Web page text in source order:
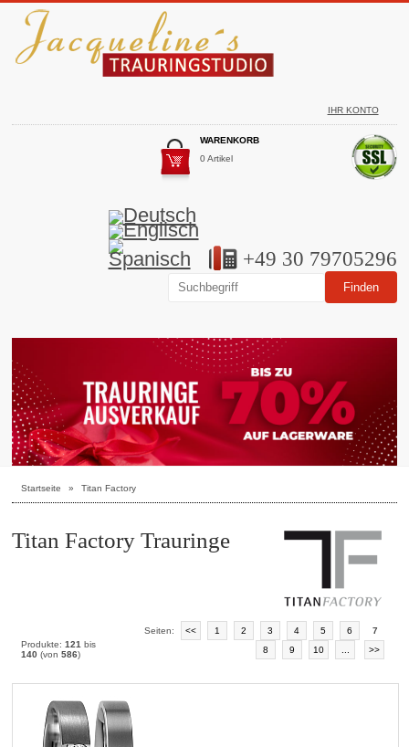
IHR KONTO
WARENKORB
0 Artikel
+49 30 79705296
Startseite » Titan Factory
Titan Factory Trauringe
Produkte:121 bis
140 (von586)
Seiten: << 1 2 3 4 5 6
7
8
9 10 >>